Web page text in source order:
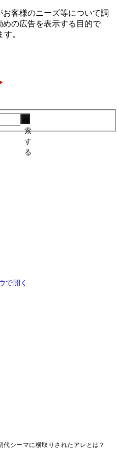
客様のニーズ等について調
の広告を表⽰する⽬的で
。
索
す
る
で開く
代シーマに横取りされたアレとは？